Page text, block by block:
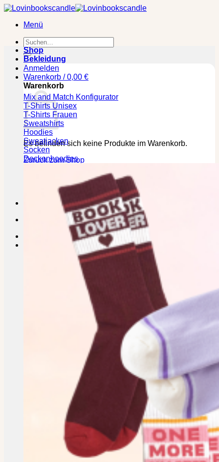
Zum
springenMenü
Suchen
nach:
Anmelden
Warenkorb /0,00 €
Warenkorb
Es befinden sich keine Produkte im Warenkorb.
Zurück zum Shop
🕒 Die jeweilige Lieferzeit bitte den Produktseiten
entnehmen!
Shop
Bekleidung
Mix and Match Konfigurator
T-Shirts Unisex
T-Shirts Frauen
Sweatshirts
Hoodies
Sweatjacken
Socken
Deckenhoodies